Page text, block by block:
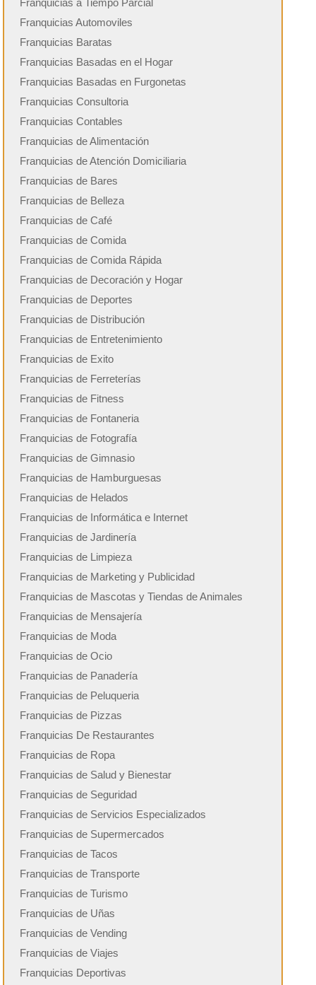
Franquicias Automoviles
Franquicias Baratas
Franquicias Basadas en el Hogar
Franquicias Basadas en Furgonetas
Franquicias Consultoria
Franquicias Contables
Franquicias de Alimentación
Franquicias de Atención Domiciliaria
Franquicias de Bares
Franquicias de Belleza
Franquicias de Café
Franquicias de Comida
Franquicias de Comida Rápida
Franquicias de Decoración y Hogar
Franquicias de Deportes
Franquicias de Distribución
Franquicias de Entretenimiento
Franquicias de Exito
Franquicias de Ferreterías
Franquicias de Fitness
Franquicias de Fontaneria
Franquicias de Fotografía
Franquicias de Gimnasio
Franquicias de Hamburguesas
Franquicias de Helados
Franquicias de Informática e Internet
Franquicias de Jardinería
Franquicias de Limpieza
Franquicias de Marketing y Publicidad
Franquicias de Mascotas y Tiendas de Animales
Franquicias de Mensajería
Franquicias de Moda
Franquicias de Ocio
Franquicias de Panadería
Franquicias de Peluqueria
Franquicias de Pizzas
Franquicias De Restaurantes
Franquicias de Ropa
Franquicias de Salud y Bienestar
Franquicias de Seguridad
Franquicias de Servicios Especializados
Franquicias de Supermercados
Franquicias de Tacos
Franquicias de Transporte
Franquicias de Turismo
Franquicias de Uñas
Franquicias de Vending
Franquicias de Viajes
Franquicias Deportivas